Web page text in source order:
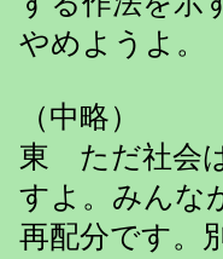
やめようよ。
（中略）
東 ただ社会
すよ。みんな
再配分です。